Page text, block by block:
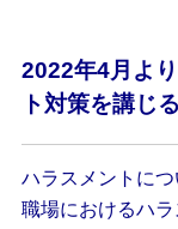
2022年4月よ
ト対策を講じ
ハラスメントにつ
職場におけるハ